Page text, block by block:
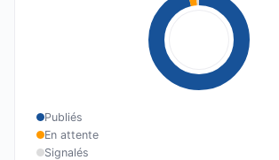
Publiés
En attente
Signalés